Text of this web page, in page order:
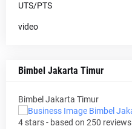
UTS/PTS
video
Bimbel Jakarta Timur
Bimbel Jakarta Timur
4 stars - based on 250 reviews